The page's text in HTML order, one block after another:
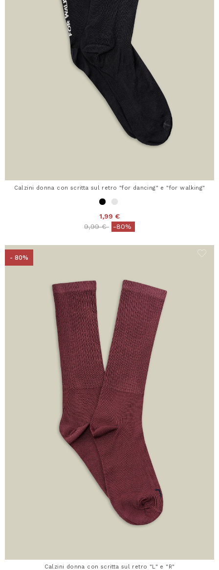
Calzini donna con scritta sul retro "for dancing" e "for walking"
1,99 €
Price reduced from
9,99 €to-80%
- 80%
Calzini donna con scritta sul retro "L" e "R"